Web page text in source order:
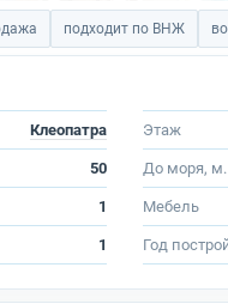
подходит по ВНЖ
Клеопатра
50
1
1
Этаж
До моря, м.
Мебель
Год